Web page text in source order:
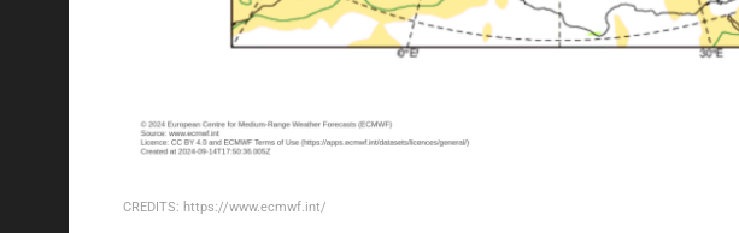
CREDITS: https://www.ecmwf.int/